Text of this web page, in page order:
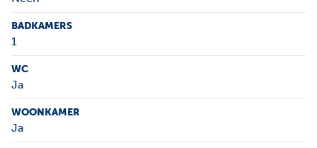
BADKAMERS
1
WC
Ja
WOONKAMER
Ja